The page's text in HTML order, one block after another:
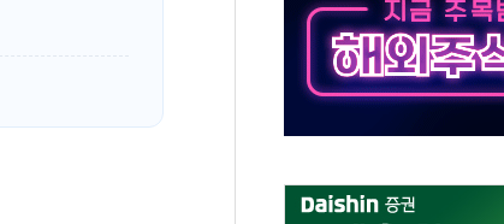
교원그룹 펫 프렌들리 호텔 '키녹', 30일 2주년 기념 행사
벤처업계 "정부 세제개편안 환영...RSU 세제지원 긍정 검
최영근 한국전광 대표, ESG경영대상 환경부분 최우수상
뉴온 "어린이 성장 제품 '매직키드', 출시 8개월에 매출 62